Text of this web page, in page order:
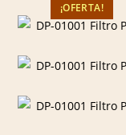
¡OFERTA!